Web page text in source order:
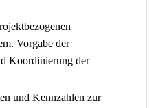
Vorgabe der
Koordinierung der
und Kennzahlen zur